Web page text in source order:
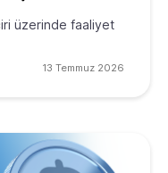
üzerinde faaliyet
13 Temmuz 2026